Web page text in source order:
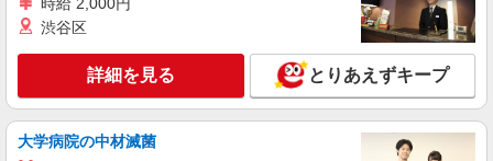
渋谷区
詳細を見る とりあえずキープ
大学病院の中材滅菌